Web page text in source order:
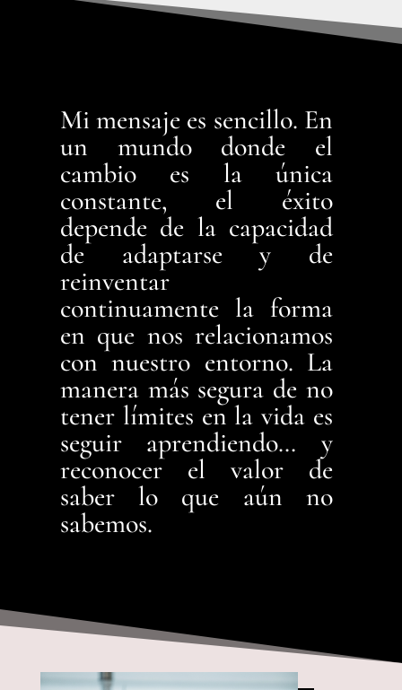
Mi mensaje es sencillo. En
un mundo donde el
cambio es la única
constante, el éxito
depende de la capacidad
de adaptarse y de
reinventar
continuamente la forma
en que nos relacionamos
con nuestro entorno. La
manera más segura de no
tener límites en la vida es
seguir aprendiendo… y
reconocer el valor de
saber lo que aún no
sabemos.